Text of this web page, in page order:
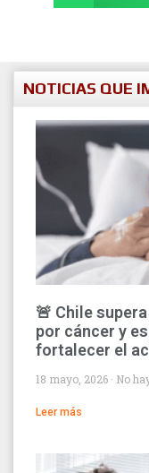
NOTICIAS QUE
🚨 Chile
por cáncer y
fortalecer el
18 mayo, 2026 No
Leer más